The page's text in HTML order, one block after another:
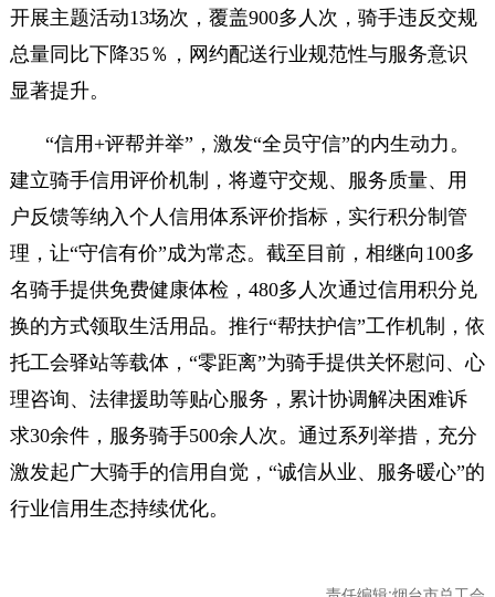
开展主题活动13场次，覆盖900多人次，骑手违反交规
总量同比下降35％，网约配送行业规范性与服务意识
显著提升。
“信用+评帮并举”，激发“全员守信”的内生动力。
建立骑手信用评价机制，将遵守交规、服务质量、用
户反馈等纳入个人信用体系评价指标，实行积分制管
理，让“守信有价”成为常态。截至目前，相继向100多
名骑手提供免费健康体检，480多人次通过信用积分兑
换的方式领取生活用品。推行“帮扶护信”工作机制，依
托工会驿站等载体，“零距离”为骑手提供关怀慰问、心
理咨询、法律援助等贴心服务，累计协调解决困难诉
求30余件，服务骑手500余人次。通过系列举措，充分
激发起广大骑手的信用自觉，“诚信从业、服务暖心”的
行业信用生态持续优化。